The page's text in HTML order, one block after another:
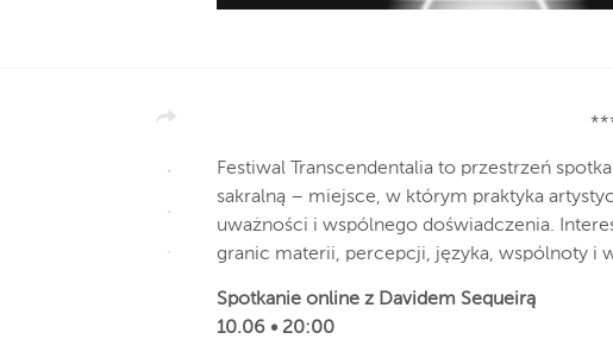
Festiwal Transcendentalia to przestrzeń
sakralną – miejsce, w którym praktyka
uważności i wspólnego doświadczenia.
granic materii, percepcji, języka, wspólnoty i
Spotkanie online z Davidem Sequeirą
10.06 • 20:00